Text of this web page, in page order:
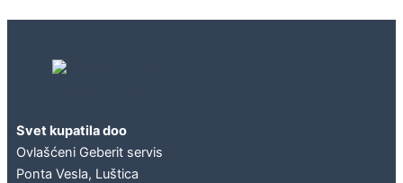
Svet kupatila doo
Ovlašćeni Geberit servis
Ponta Vesla, Luštica